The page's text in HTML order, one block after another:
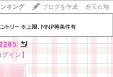
キング ブログを作成 楽天市場
グイン】
【毎日開催】